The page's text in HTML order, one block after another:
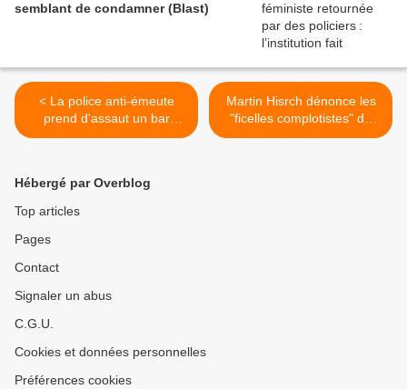
semblant de condamner (Blast)
< La police anti-émeute
prend d'assaut un bar
parisien lors de la finale de
distanciation sociale
Martin Hisrch dénonce les
"ficelles complotistes" de
Didier Raoult sur France
Hébergé par Overblog
Top articles
Pages
Contact
Signaler un abus
C.G.U.
Cookies et données personnelles
Préférences cookies